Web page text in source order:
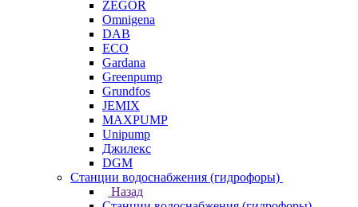
ZEGOR
Omnigena
DAB
ECO
Gardana
Greenpump
Grundfos
JEMIX
MAXPUMP
Unipump
Джилекс
DGM
Станции водоснабжения (гидрофоры)
Назад